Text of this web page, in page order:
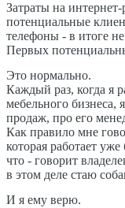
Затраты на
потенциальные
телефоны - в итоге
Первых
Это нормально.
Каждый раз, когда я
мебельного бизнеса,
продаж, про его
Как правило мне
которая работает
что - говорит
в этом деле стаю
И я ему верю.